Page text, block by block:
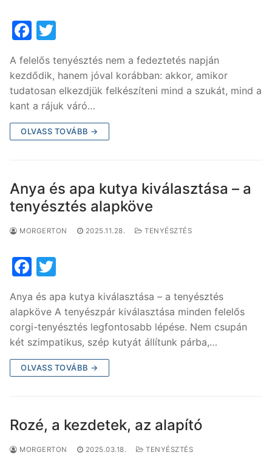
F
c
e
b
o
o
itt
er
A felelős tenyésztés nem a fedeztetés napján
kezdődik, hanem jóval korábban: akkor, amikor
tudatosan elkezdjük felkészíteni mind a szukát, mind a
kant a rájuk váró…
OLVASS TOVÁBB →
Anya és apa kutya kiválasztása – a
tenyésztés alapköve
MORGERTON 2025.11.28. TENYÉSZTÉS
F
a
c
e
b
o
o
itt
er
Anya és apa kutya kiválasztása – a tenyésztés
alapköve A tenyészpár kiválasztása minden felelős
corgi-tenyésztés legfontosabb lépése. Nem csupán
két szimpatikus, szép kutyát állítunk párba,…
OLVASS TOVÁBB →
Rozé, a kezdetek, az alapító
MORGERTON 2025.03.18. TENYÉSZTÉS